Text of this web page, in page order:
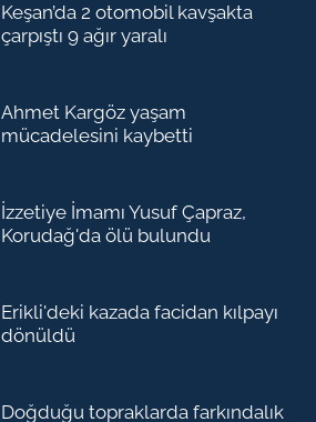
Keşan’da 2 otomobil kavşakta
çarpıştı 9 ağır yaralı
Ahmet Kargöz yaşam
mücadelesini kaybetti
İzzetiye İmamı Yusuf Çapraz,
Korudağ'da ölü bulundu
Erikli'deki kazada facidan kılpayı
dönüldü
Doğduğu topraklarda farkındalık